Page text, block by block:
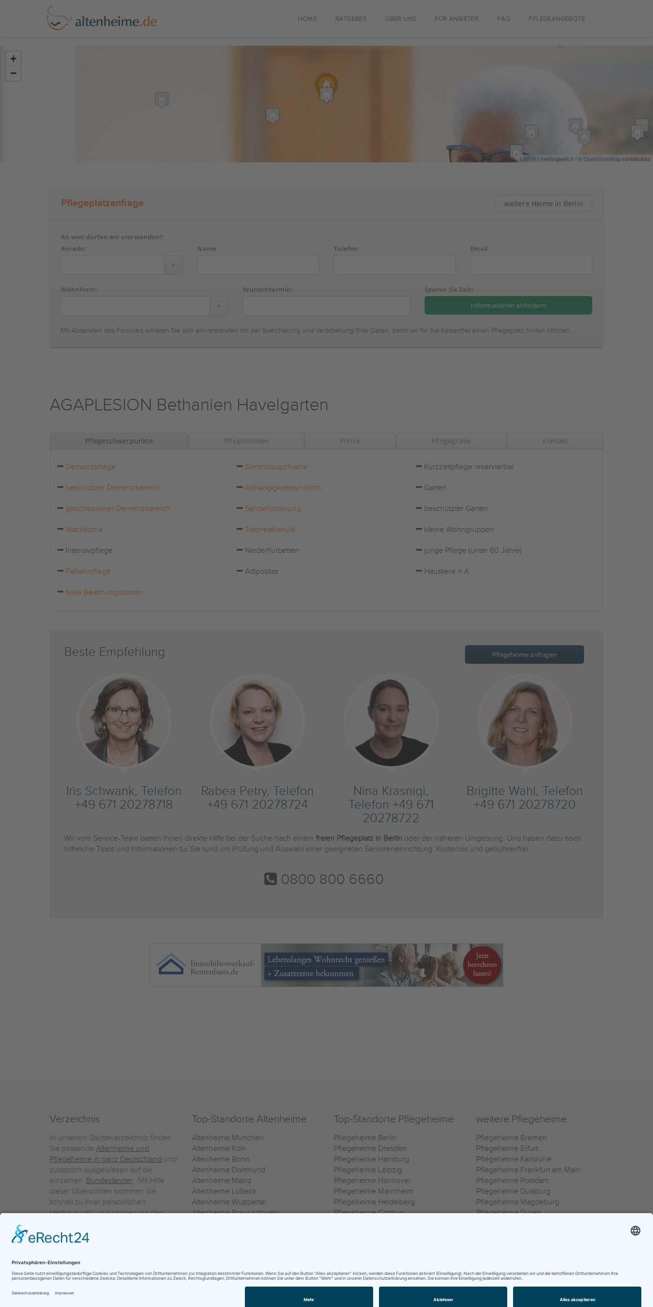
HOME RATGEBER ÜBER UNS FÜR ANBIETER FAQ PFLEGEANGEBOTE
+
−
Leaflet | meetingswitch | ©OpenStreetMapcontributors
Pflegeplatzanfrage weitere Heime in Berlin
An wen dürfen wir uns wenden?
Anrede:
Name Telefon Email
Wohnform: Wunschtermin: Sparen Sie Zeit:
Mit Absenden des Fomulars erklären Sie sich einverstanden mit der Speicherung und Verarbeitung Ihrer Daten, damit wir für Sie kostenfrei einen Pflegeplatz finden können.
AGAPLESION Bethanien Havelgarten
Pflegeschwerpunkte Pflegeformen Preise Pflegegrade Kontakt
Demenzpflege Gerontopsychiatrie Kurzzeitpflege reservierbar
beschützter Demenzbereich Abhängigkeitssyndrom Garten
geschlossener Demenzbereich Sehbehinderung beschützter Garten
Wachkoma Trachealkanüle kleine Wohngruppen
Intensivpflege Niederflurbetten junge Pflege (unter 60 Jahre)
Palliativpflege Adipositas Haustiere n.A.
feste Beatmungsstation
Beste Empfehlung Pflegeheime anfragen
Iris Schwank, Telefon
+49 671 20278718
Rabea Petry, Telefon
+49 671 20278724
Nina Krasniqi,
Telefon +49 671
20278722
Brigitte Wahl, Telefon
+49 671 20278720
Wir vom Service-Team bieten Ihnen direkte Hilfe bei der Suche nach einem freien Pflegeplatz in Berlin oder der näheren Umgebung. Und haben dazu noch
hilfreiche Tipps und Informationen für Sie rund um Prüfung und Auswahl einer geeigneten Senioreneinrichtung. Kostenlos und gebührenfrei.
0800 800 6660
Verzeichnis
In unserem Städteverzeichnis finden
Sie passende Altenheime und
Pflegeheime in ganz Deutschland und
zusätzlich ausgewiesen auf die
einzelnen Bundesländer. Mit Hilfe
dieser Übersichten kommen Sie
schnell zu Ihrer persönlichen
Heimauswahl und können mit den
einzelnen Häuser Leistungsvergleiche
vornehmen.
Top-Standorte Altenheime
Altenheime München
Altenheime Köln
Altenheime Bonn
Altenheime Dortmund
Altenheime Mainz
Altenheime Lübeck
Altenheime Wuppertal
Altenheime Braunschweig
Top-Standorte Pflegeheime
Pflegeheime Berlin
Pflegeheime Dresden
Pflegeheime Hamburg
Pflegeheime Leipzig
Pflegeheime Hannover
Pflegeheime Mannheim
Pflegeheime Heidelberg
Pflegeheime Cottbus
weitere Pflegeheime
Pflegeheime Bremen
Pflegeheime Erfurt
Pflegeheime Karlsruhe
Pflegeheime Frankfurt am Main
Pflegeheime Potsdam
Pflegeheime Duisburg
Pflegeheime Magdeburg
Pflegeheime Düren
0800 800 666 0